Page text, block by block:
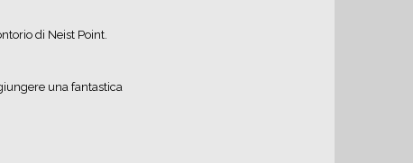
di Neist Point.
una fantastica